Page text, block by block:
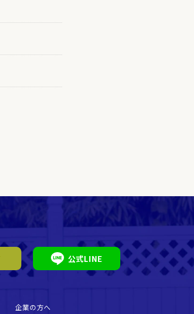
公式LINE
企業の方へ